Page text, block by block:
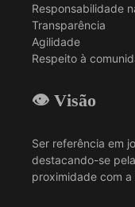
Responsabilidade
Transparência
Agilidade
Respeito à
👁️ Visão
Ser referência em
destacando-se
proximidade com